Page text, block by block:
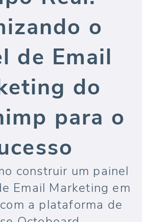
o
de Email
do
para o
construir um painel
Email Marketing em
a plataforma de